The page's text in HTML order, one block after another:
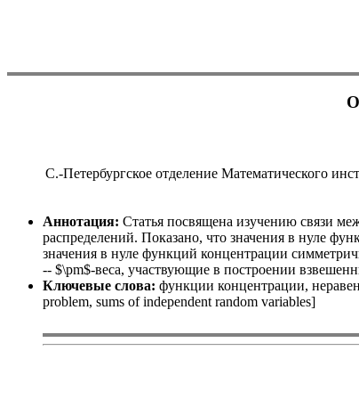
С.-Петербургское отделение Математического
Аннотация: Статья посвящена изучению связи
распределений. Показано, что значения в нуле
значения в нуле функций концентрации
-- $\pm$-веса, участвующие в построении
Ключевые слова: функции концентрации,
problem, sums of independent random variables]